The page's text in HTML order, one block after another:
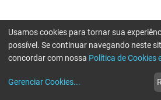
Usamos cookies para tornar sua
possível. Se continuar navegando neste
concordar com nossa Política de Cookies
Gerenciar Cookies...
Erro ao enviar informações, por favor